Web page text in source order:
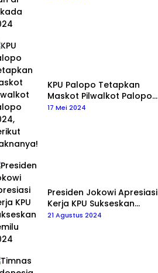
KPU Palopo Tetapkan
Maskot Pilwalkot Palopo
2024, Berikut Maknanya!
17 Mei 2024
Presiden Jokowi Apresiasi
Kerja KPU Sukseskan
Pemilu 2024
21 Agustus 2024